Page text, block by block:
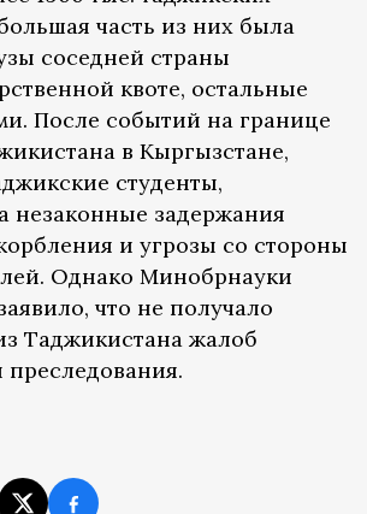
часть из них была
соседней страны
квоте, остальные
После событий на границе
в Кыргызстане,
студенты,
незаконные задержания
и угрозы со стороны
Однако Минобрнауки
что не получало
Таджикистана жалоб